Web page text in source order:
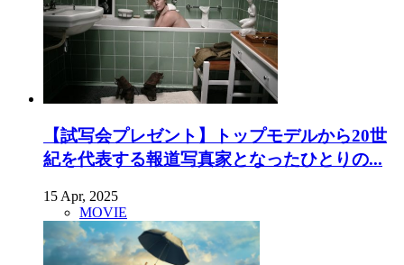
【試写会プレゼント】トップモデルから20世
紀を代表する報道写真家となったひとりの...
15 Apr, 2025
MOVIE